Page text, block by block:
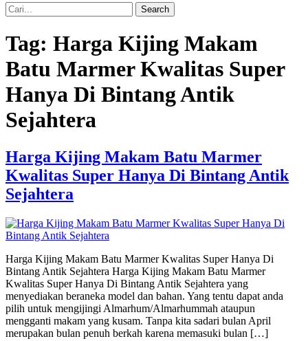
Search
Tag: Harga Kijing Makam
Batu Marmer Kwalitas Super
Hanya Di Bintang Antik
Sejahtera
Harga Kijing Makam Batu Marmer
Kwalitas Super Hanya Di Bintang Antik
Sejahtera
Harga Kijing Makam Batu Marmer Kwalitas Super Hanya Di
Bintang Antik Sejahtera Harga Kijing Makam Batu Marmer
Kwalitas Super Hanya Di Bintang Antik Sejahtera yang
menyediakan beraneka model dan bahan. Yang tentu dapat anda
pilih untuk mengijingi Almarhum/Almarhummah ataupun
mengganti makam yang kusam. Tanpa kita sadari bulan April
merupakan bulan penuh berkah karena memasuki bulan […]